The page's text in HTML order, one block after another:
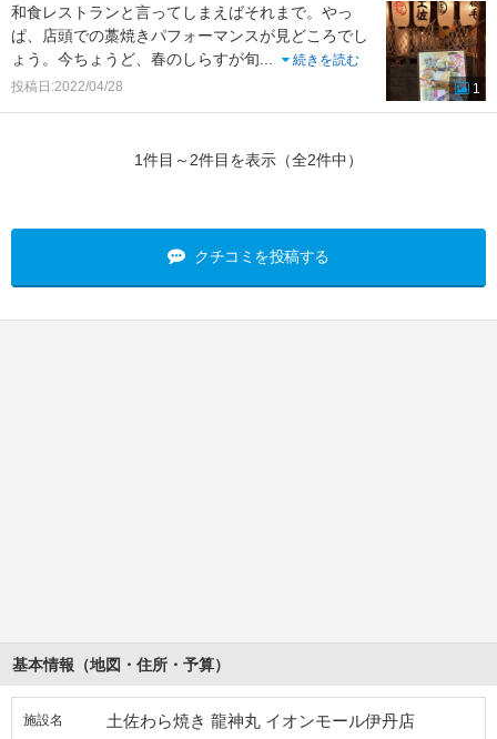
和食レストランと言ってしまえばそれまで。やっ
ぱ、店頭での藁焼きパフォーマンスが見どころでし
ょう。今ちょうど、春のしらすが旬...
続きを読む
投稿日:2022/04/28
1
1件目～2件目を表示（全2件中）
クチコミを投稿する
基本情報（地図・住所・予算）
施設名 土佐わら焼き 龍神丸 イオンモール伊丹店